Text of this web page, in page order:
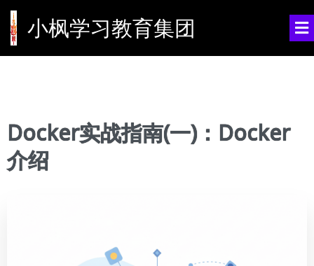
小枫学习教育集团
Docker实战指南(一)：Docker
介绍